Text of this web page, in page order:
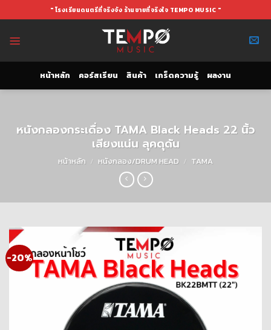
to
" โรงเรียนดนตรีที่จริงจัง ร้านขายที่จริงใจ TEMPO MUSIC "
หน้าหลัก คอร์สเรียน สินค้า เกร็ดความรู้ ผลงาน
หนังกลองกระเดื่อง TAMA Black Heads 22 นิ้ว
เสียงแน่น ลุคดุดัน
หน้าหลัก / หนังกลอง/DRUM HEAD / TAMA
-20%